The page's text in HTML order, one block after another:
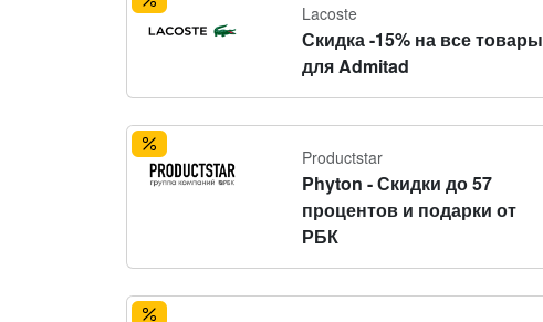
Lacoste
Скидка -15% на все товары
для Admitad
Productstar
Phyton - Скидки до 57
процентов и подарки от
РБК